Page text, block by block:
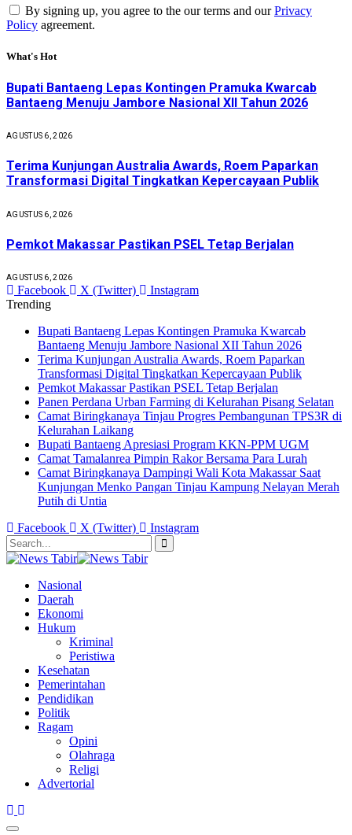
By signing up, you agree to the our terms and ourPrivacy
Policy agreement.
What's Hot
Bupati Bantaeng Lepas Kontingen Pramuka Kwarcab
Bantaeng Menuju Jambore Nasional XII Tahun 2026
AGUSTUS 6, 2026
Terima Kunjungan Australia Awards, Roem Paparkan
Transformasi Digital Tingkatkan Kepercayaan Publik
AGUSTUS 6, 2026
Pemkot Makassar Pastikan PSEL Tetap Berjalan
AGUSTUS 6, 2026
Facebook X (Twitter)
Instagram
Trending
Bupati Bantaeng Lepas Kontingen Pramuka Kwarcab
Bantaeng Menuju Jambore Nasional XII Tahun 2026
Terima Kunjungan Australia Awards, Roem Paparkan
Transformasi Digital Tingkatkan Kepercayaan Publik
Pemkot Makassar Pastikan PSEL Tetap Berjalan
Panen Perdana Urban Farming di Kelurahan Pisang Selatan
Camat Biringkanaya Tinjau Progres Pembangunan TPS3R di
Kelurahan Laikang
Bupati Bantaeng Apresiasi Program KKN-PPM UGM
Camat Tamalanrea Pimpin Rakor Bersama Para Lurah
Camat Biringkanaya Dampingi Wali Kota Makassar Saat
Kunjungan Menko Pangan Tinjau Kampung Nelayan Merah
Putih di Untia
Facebook
X (Twitter) Instagram
Nasional
Daerah
Ekonomi
Hukum
Kriminal
Peristiwa
Kesehatan
Pemerintahan
Pendidikan
Politik
Ragam
Opini
Olahraga
Religi
Advertorial